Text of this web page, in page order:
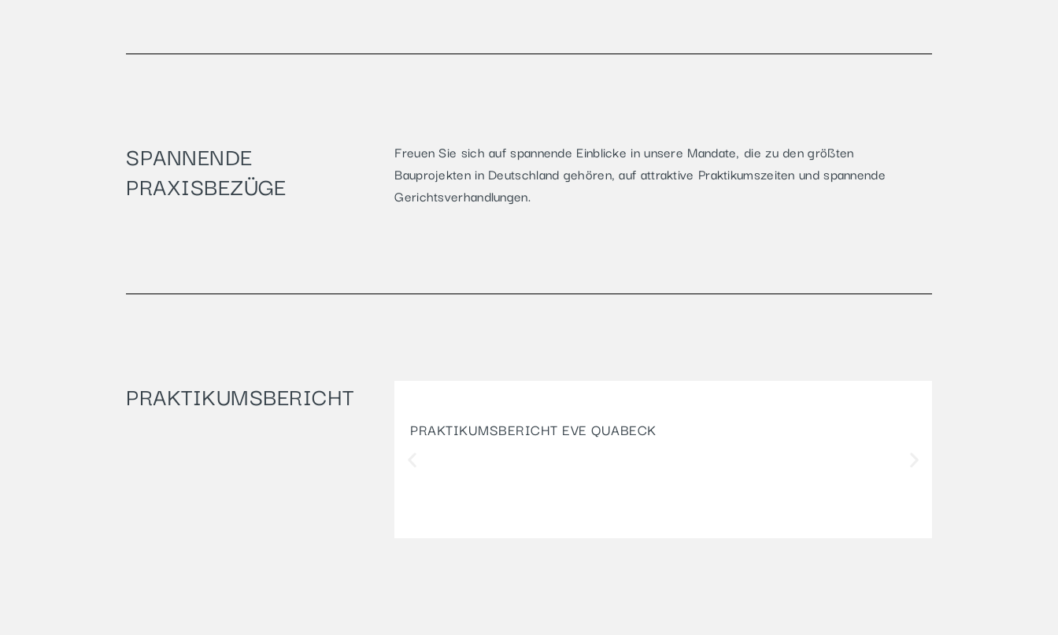
SPANNENDE
PRAXISBEZÜGE
Freuen Sie sich auf spannende Einblicke in unsere Mandate, die zu den größten
Bauprojekten in Deutschland gehören, auf attraktive Praktikumszeiten und spannende
Gerichtsverhandlungen.
PRAKTIKUMSBERICHT
PRAKTIKUMSBERICHT EVE QUABECK